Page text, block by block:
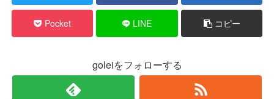
Pocket LINE コピー
goleiをフォローする